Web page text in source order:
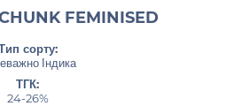
FEMINISED
сорту:
Індика
ТГК:
24-26%